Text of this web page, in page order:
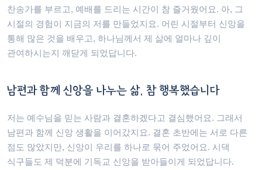
찬송가를 부르고, 예배를 드리는 시간이 참 즐거웠어요. 아, 그
시절의 경험이 지금의 저를 만들었지요. 어린 시절부터 신앙을
통해 많은 것을 배우고, 하나님께서 제 삶에 얼마나 깊이
관여하시는지 깨닫게 되었답니다.
남편과 함께 신앙을 나누는 삶, 참 행복했습니다
저는 예수님을 믿는 사람과 결혼하겠다고 결심했어요. 그래서
남편과 함께 신앙 생활을 이어갔지요. 결혼 초반에는 서로 다른
점도 많았지만, 신앙이 우리를 하나로 묶어 주었어요. 시댁
식구들도 제 덕분에 기독교 신앙을 받아들이게 되었답니다.